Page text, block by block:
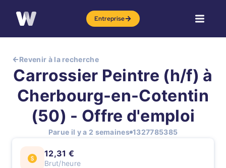
Entreprise
Revenir à la recherche
Carrossier Peintre (h/f) à
Cherbourg-en-Cotentin
(50) - Offre d'emploi
Parue il y a 2 semaines 1327785385
12,31 €
Brut/heure